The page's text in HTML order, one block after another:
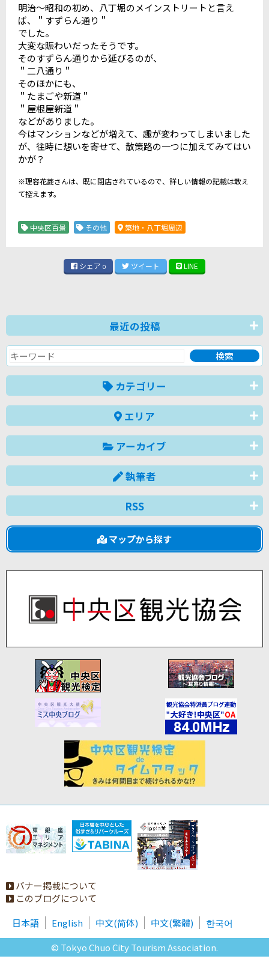
明治〜昭和の初め、八丁堀のメインストリートと言え
ば、＂すずらん通り＂
でした。
大変な賑わいだったそうです。
そのすずらん通りから延びるのが、
＂二八通り＂
そのほかにも、
＂たまごや新道＂
＂屋根屋新道＂
などがありました。
今はマンションなどが増えて、趣が変わってしまいました
が、往時に想いを寄せて、散策路の一つに加えてみてはい
かが？
※理容花菱さんは、既に閉店されているので、詳しい情報の記載は敢え
て控えます。
中央区百景 その他 築地・八丁堀周辺
シェア 0 ツイート LINE
最近の投稿
カテゴリー
エリア
アーカイブ
執筆者
RSS
マップから探す
バナー掲載について
このブログについて
日本語
English 中文(简体) 中文(繁體)
한국어
© Tokyo Chuo City Tourism Association.